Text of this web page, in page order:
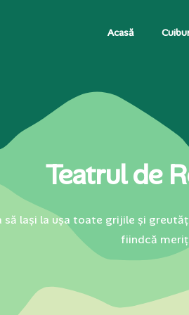
Acasă
Teatrul de
să lași la ușa toate grijile și
fiindcă